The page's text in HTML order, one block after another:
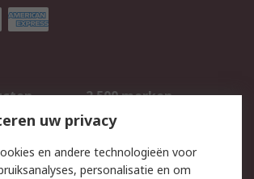
2.500 merken
Inkoopoplossingen
uw privacy
en andere technologieën voor
personalisatie en om